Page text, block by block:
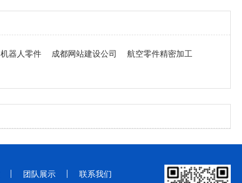
机器人零件 成都网站建设公司
航空零件精密加工
团队展示 联系我们